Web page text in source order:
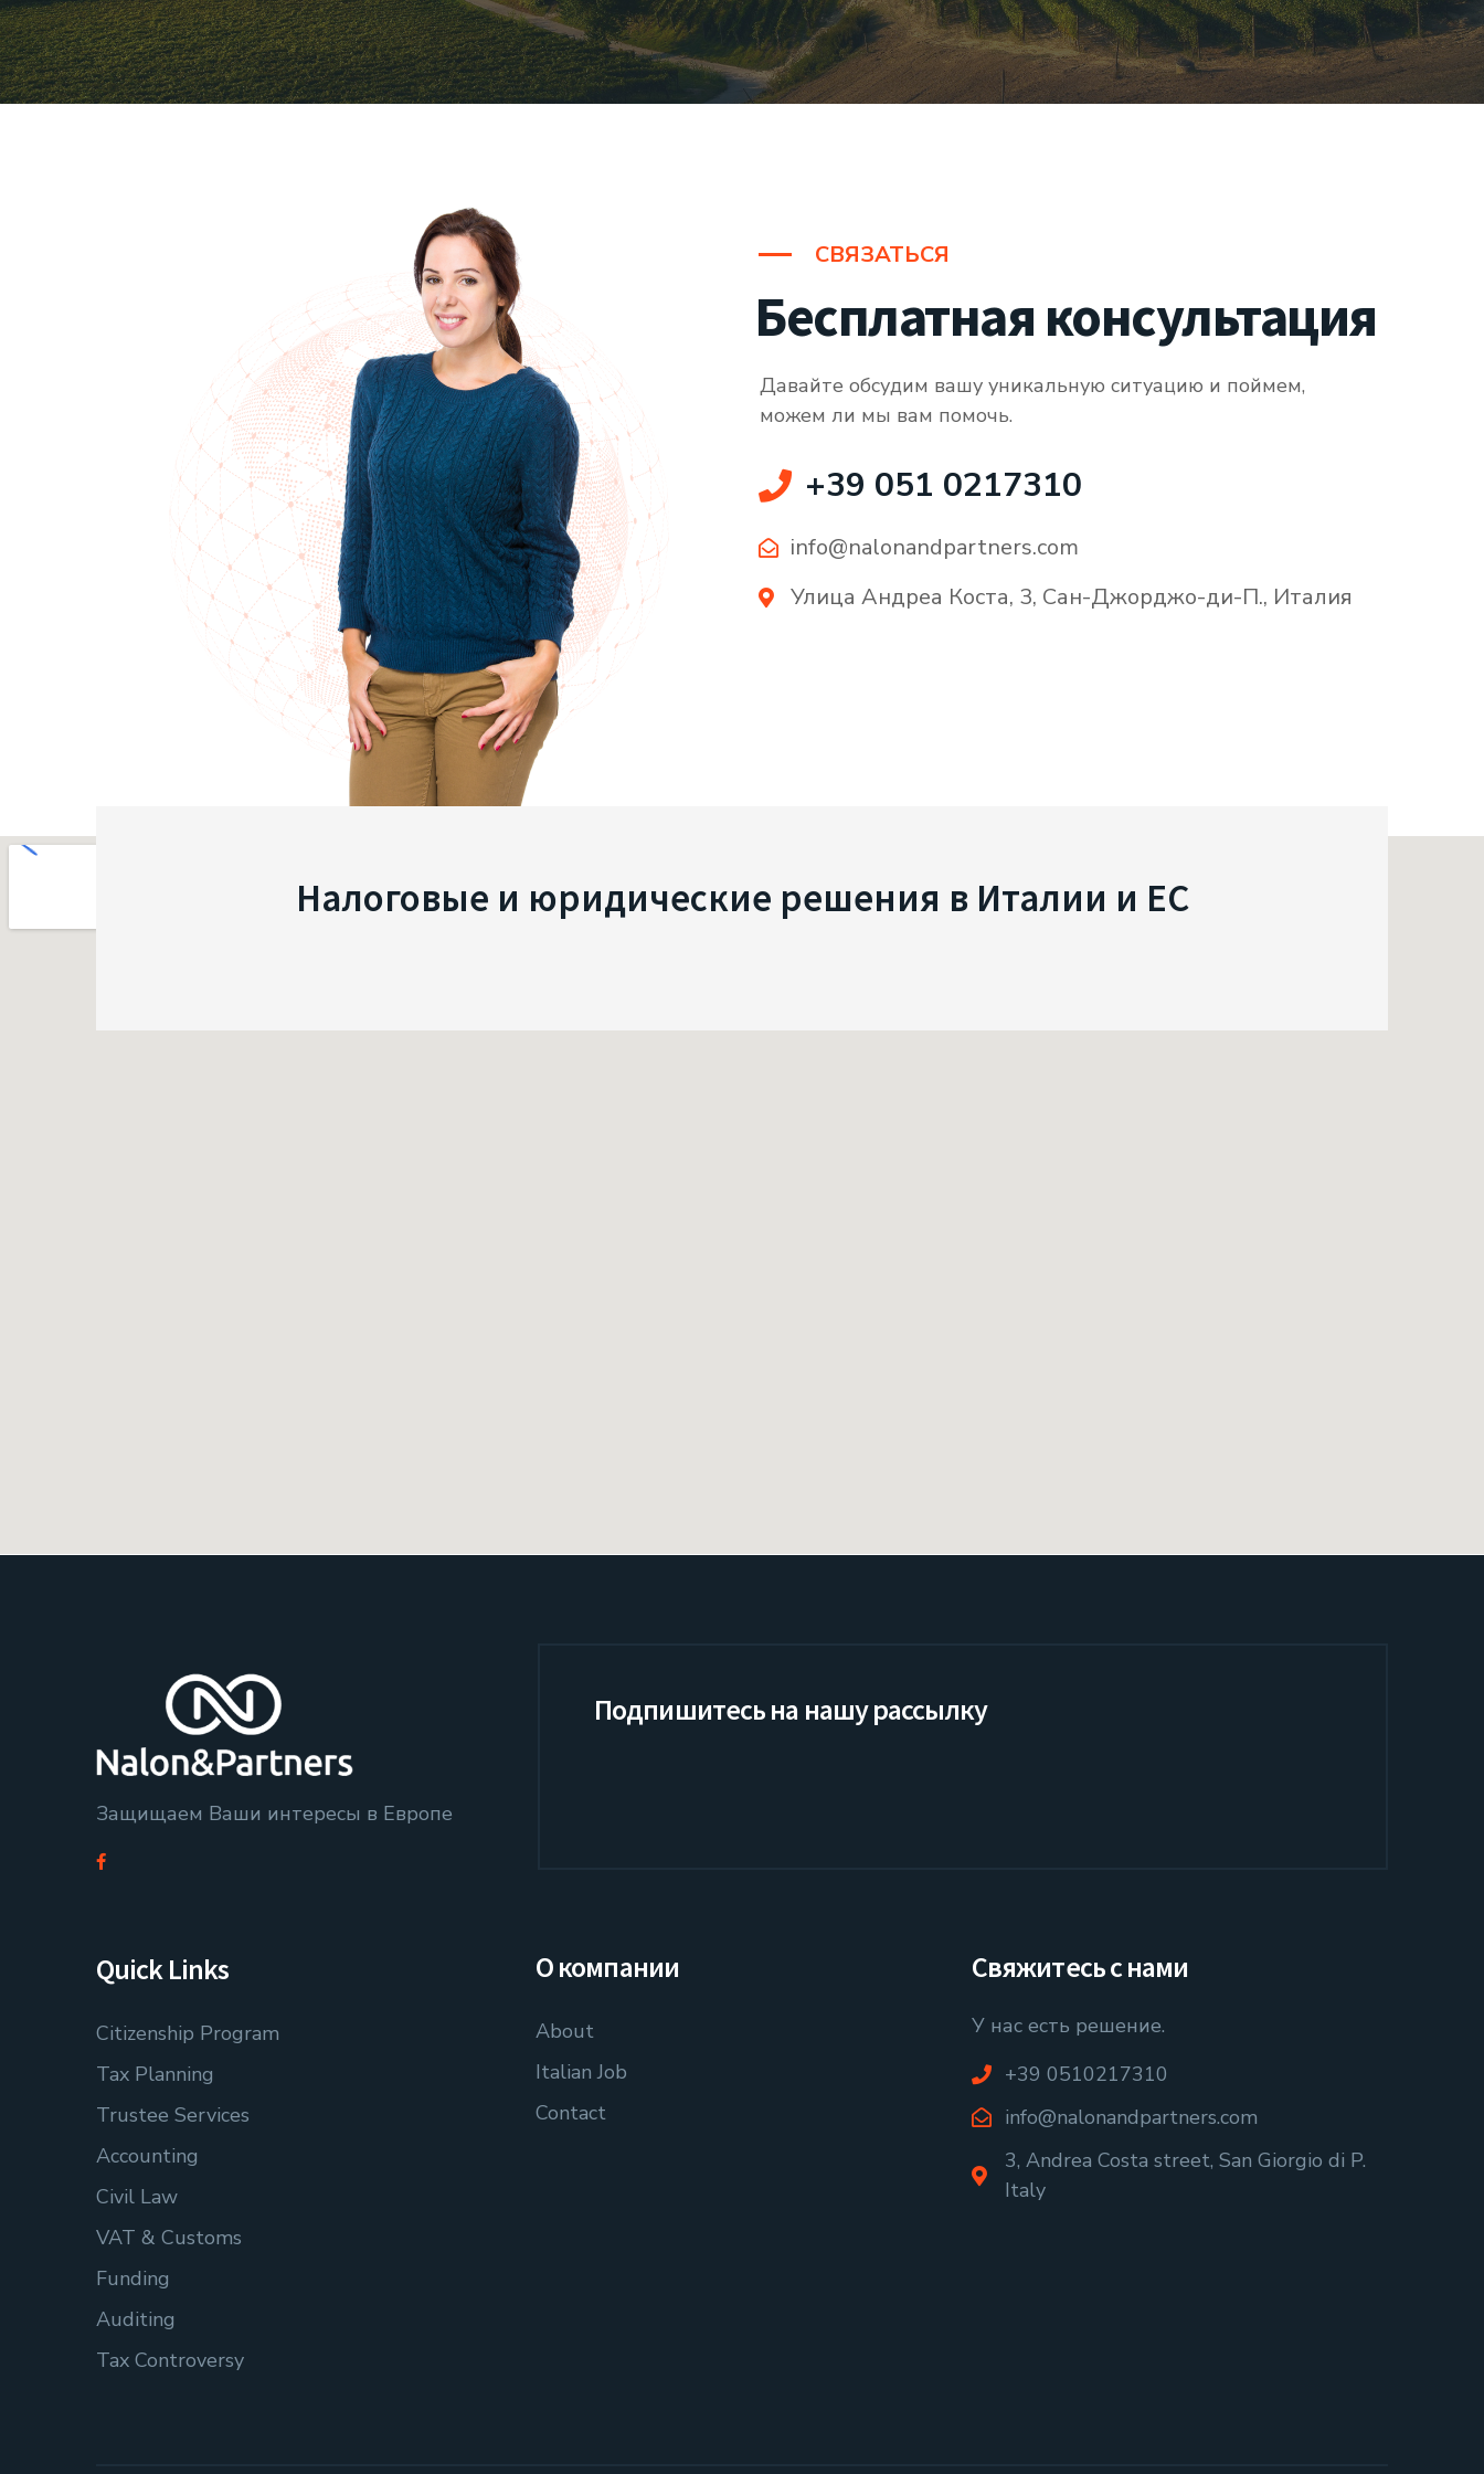
СВЯЗАТЬСЯ
Бесплатная консультация
Давайте обсудим вашу уникальную ситуацию и поймем,
можем ли мы вам помочь.
+39 051 0217310
info@nalonandpartners.com
Улица Андреа Коста, 3, Сан-Джорджо-ди-П., Италия
Налоговые и юридические решения в Италии и ЕС
Защищаем Ваши интересы в Европе
Подпишитесь на нашу рассылку
Quick Links
Citizenship Program
Tax Planning
Trustee Services
Accounting
Civil Law
VAT & Customs
Funding
Auditing
Tax Controversy
О компании
About
Italian Job
Contact
Свяжитесь с нами
У нас есть решение.
+39 0510217310
info@nalonandpartners.com
3, Andrea Costa street, San Giorgio di P.
Italy